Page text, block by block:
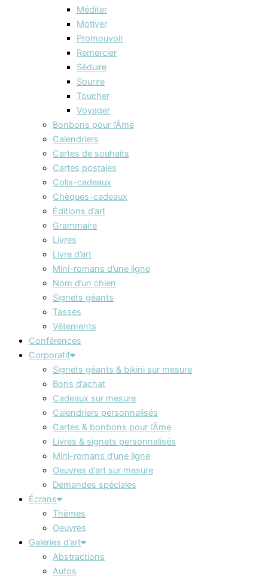
Méditer
Motiver
Promouvoir
Remercier
Séduire
Sourire
Toucher
Voyager
Bonbons pour l’Âme
Calendriers
Cartes de souhaits
Cartes postales
Colis-cadeaux
Chèques-cadeaux
Éditions d’art
Grammaire
Livres
Livre d’art
Mini-romans d’une ligne
Nom d’un chien
Signets géants
Tasses
Vêtements
Conférences
Corporatif
Signets géants & bikini sur mesure
Bons d’achat
Cadeaux sur mesure
Calendriers personnalisés
Cartes & bonbons pour l’Âme
Livres & signets personnalisés
Mini-romans d’une ligne
Oeuvres d’art sur mesure
Demandes spéciales
Écrans
Thèmes
Oeuvres
Galeries d’art
Abstractions
Autos